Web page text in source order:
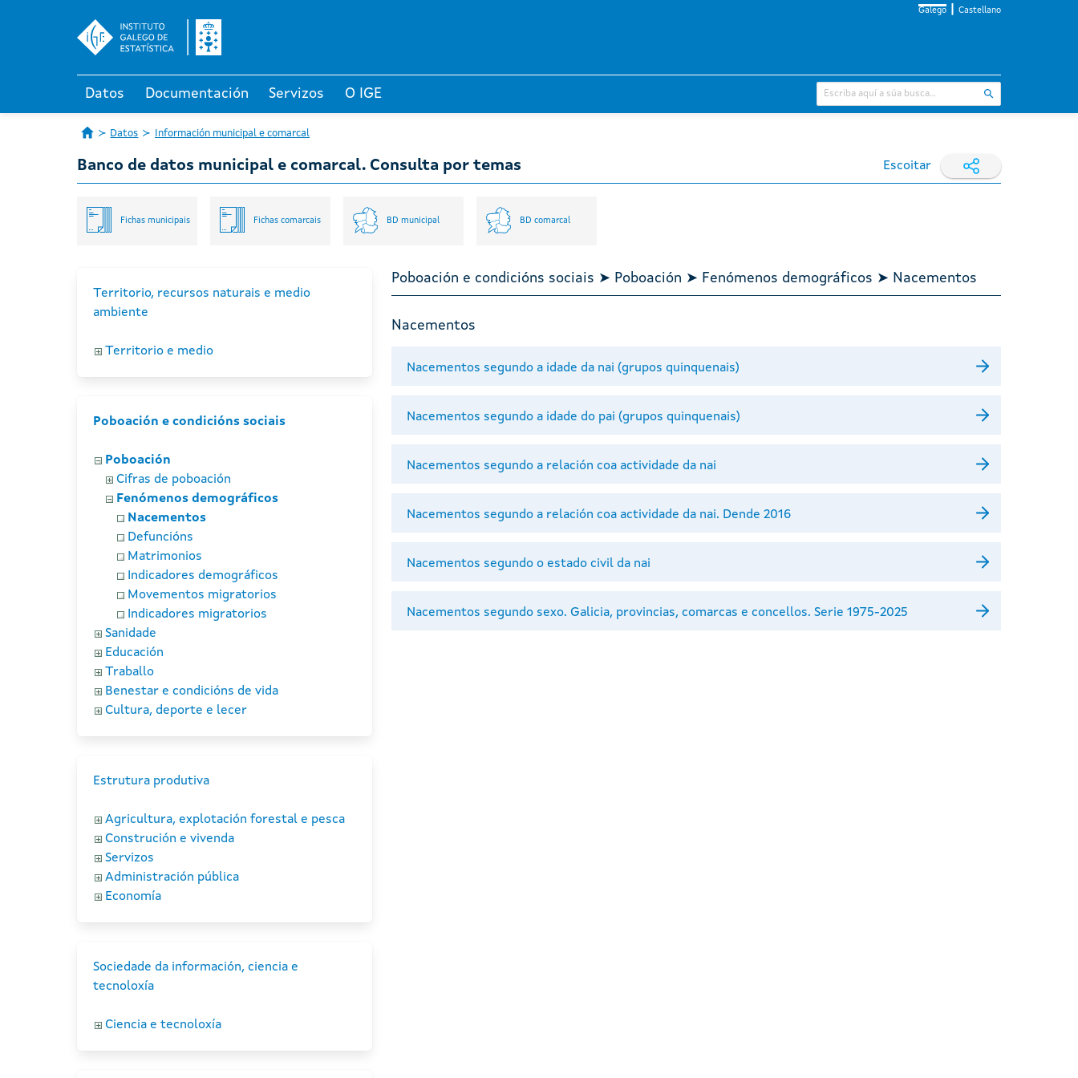
Galego Castellano
Datos Documentación Servizos O IGE
Datos Información municipal e comarcal
Banco de datos municipal e comarcal. Consulta por temas Escoitar
Fichas municipais Fichas comarcais BD municipal BD comarcal
Territorio, recursos naturais e medio
ambiente
Territorio e medio
Poboación e condicións sociais
Poboación
Cifras de poboación
Fenómenos demográficos
Nacementos
Defuncións
Matrimonios
Indicadores demográficos
Movementos migratorios
Indicadores migratorios
Sanidade
Educación
Traballo
Benestar e condicións de vida
Cultura, deporte e lecer
Estrutura produtiva
Agricultura, explotación forestal e pesca
Construción e vivenda
Servizos
Administración pública
Economía
Sociedade da información, ciencia e
tecnoloxía
Ciencia e tecnoloxía
Poboación e condicións sociais ➤ Poboación ➤ Fenómenos demográficos ➤ Nacementos
Nacementos
Nacementos segundo a idade da nai (grupos quinquenais)
Nacementos segundo a idade do pai (grupos quinquenais)
Nacementos segundo a relación coa actividade da nai
Nacementos segundo a relación coa actividade da nai. Dende 2016
Nacementos segundo o estado civil da nai
Nacementos segundo sexo. Galicia, provincias, comarcas e concellos. Serie 1975-2025